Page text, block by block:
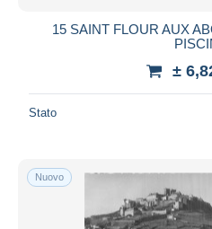
15 SAINT FLOUR AUX
±
Stato
Nuovo